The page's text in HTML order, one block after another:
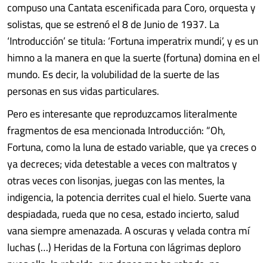
compuso una Cantata escenificada para Coro, orquesta y
solistas, que se estrenó el 8 de Junio de 1937. La
‘Introducción’ se titula: ‘Fortuna imperatrix mundi’, y es un
himno a la manera en que la suerte (fortuna) domina en el
mundo. Es decir, la volubilidad de la suerte de las
personas en sus vidas particulares.
Pero es interesante que reproduzcamos literalmente
fragmentos de esa mencionada Introducción: “Oh,
Fortuna, como la luna de estado variable, que ya creces o
ya decreces; vida detestable a veces con maltratos y
otras veces con lisonjas, juegas con las mentes, la
indigencia, la potencia derrites cual el hielo. Suerte vana
despiadada, rueda que no cesa, estado incierto, salud
vana siempre amenazada. A oscuras y velada contra mí
luchas (…) Heridas de la Fortuna con lágrimas deploro